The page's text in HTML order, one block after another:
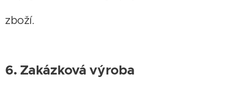
zboží.
6. Zakázková výroba